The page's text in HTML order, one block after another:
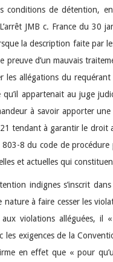
conditions de détention,
JMB c. France du 30
la description faite par
d’un mauvais
allégations du
appartenait au juge
à savoir apporter
tendant à garantir le droit
8 du code de
et actuelles qui
indignes s’inscrit dans
à faire cesser les
violations alléguées, il
les exigences de la
en effet que « pour